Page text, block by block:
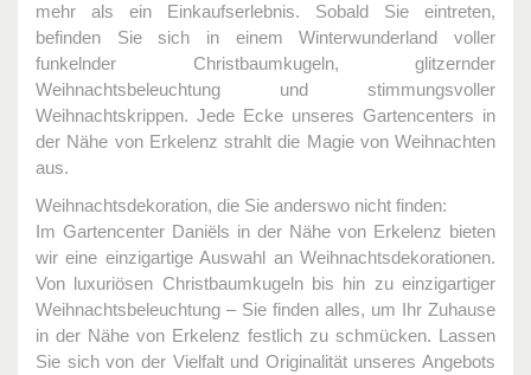
mehr als ein Einkaufserlebnis. Sobald Sie eintreten,
befinden Sie sich in einem Winterwunderland voller
funkelnder Christbaumkugeln, glitzernder
Weihnachtsbeleuchtung und stimmungsvoller
Weihnachtskrippen. Jede Ecke unseres Gartencenters in
der Nähe von Erkelenz strahlt die Magie von Weihnachten
aus.
Weihnachtsdekoration, die Sie anderswo nicht finden:
Im Gartencenter Daniëls in der Nähe von Erkelenz bieten
wir eine einzigartige Auswahl an Weihnachtsdekorationen.
Von luxuriösen Christbaumkugeln bis hin zu einzigartiger
Weihnachtsbeleuchtung – Sie finden alles, um Ihr Zuhause
in der Nähe von Erkelenz festlich zu schmücken. Lassen
Sie sich von der Vielfalt und Originalität unseres Angebots